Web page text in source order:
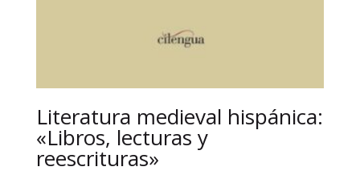
Literatura medieval hispánica:
«Libros, lecturas y
reescrituras»